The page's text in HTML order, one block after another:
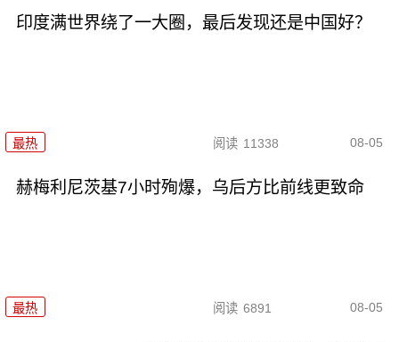
印度满世界绕了一大圈，最后发现还是中国好？
最热 阅读 11338 08-05
赫梅利尼茨基7小时殉爆，乌后方比前线更致命
最热 阅读 6891 08-05